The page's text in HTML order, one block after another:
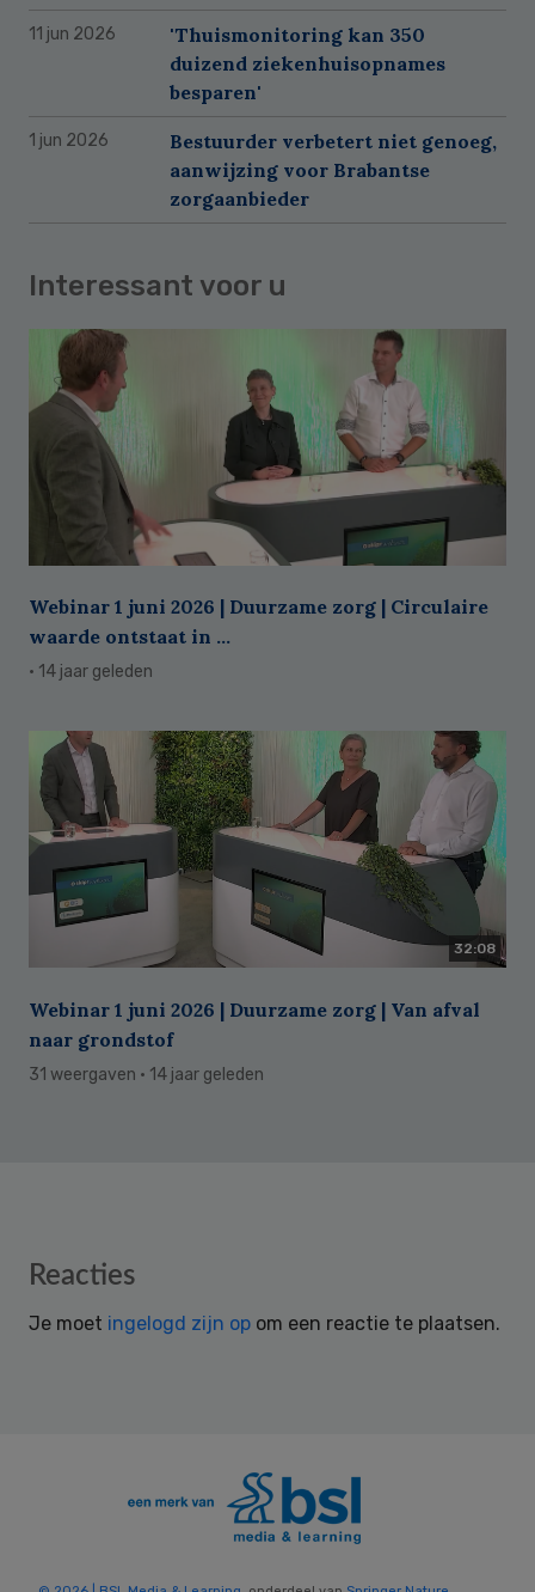
11 jun 2026
'Thuismonitoring kan 350
duizend ziekenhuisopnames
besparen'
1 jun 2026
Bestuurder verbetert niet genoeg,
aanwijzing voor Brabantse
zorgaanbieder
Interessant voor u
Webinar 1 juni 2026 | Duurzame zorg | Circulaire
waarde ontstaat in ...
· 14 jaar geleden
32:08
Webinar 1 juni 2026 | Duurzame zorg | Van afval
naar grondstof
31 weergaven · 14 jaar geleden
Reader
Reacties
Je moet ingelogd zijn op om een reactie te plaatsen.